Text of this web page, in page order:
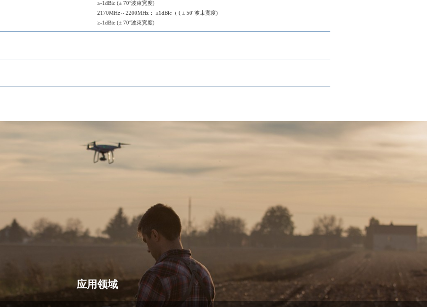
≥-1dBic (± 70°波束宽度)
2170MHz～2200MHz： ≥1dBic（ ( ± 50°波束宽度)
≥-1dBic (± 70°波束宽度)
应用领域